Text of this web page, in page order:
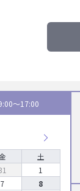
〜17:00
土
1
7
8